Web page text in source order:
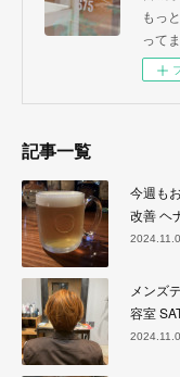
もっ
ってま
記事一覧
今週も
改善 ヘ
メンズ
容室